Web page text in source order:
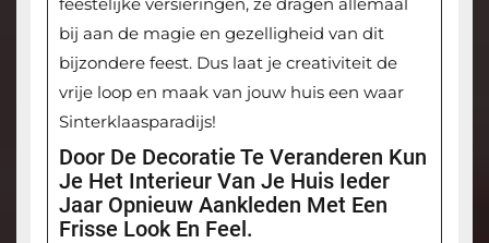
bij aan de magie en gezelligheid van dit
bijzondere feest. Dus laat je creativiteit de
vrije loop en maak van jouw huis een waar
Sinterklaasparadijs!
Door De Decoratie Te Veranderen Kun
Je Het Interieur Van Je Huis Ieder
Jaar Opnieuw Aankleden Met Een
Frisse Look En Feel.